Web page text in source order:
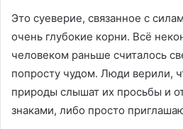
Это суеверие, связанное с
очень глубокие корни. Всё
человеком раньше считалось
попросту чудом. Люди верили,
природы слышат их просьбы и
знаками, либо просто